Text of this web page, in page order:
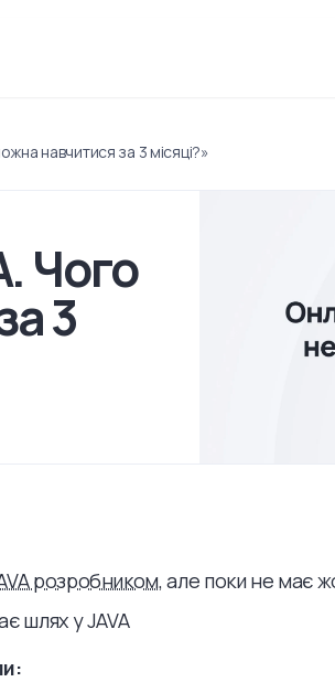
навчитися за 3 місяці?»
Чого
3
розробником, але поки не має
шлях у JAVA